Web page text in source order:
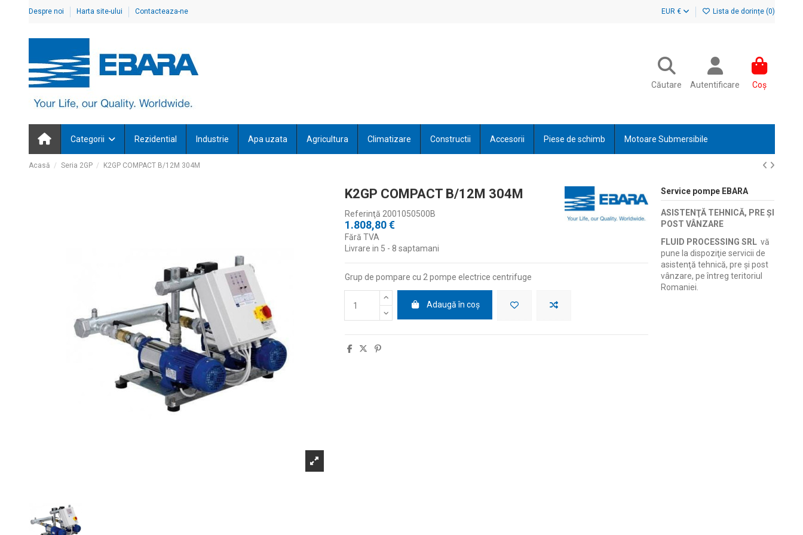
Despre noi Harta site-ului Contacteaza-ne EUR € Lista de dorințe (0)
Căutare Autentificare Coș
Categorii Rezidential Industrie Apa uzata Agricultura Climatizare Constructii Accesorii Piese de schimb Motoare Submersibile
Acasă Seria 2GP K2GP COMPACT B/12M 304M
K2GP COMPACT B/12M 304M
Referinţă 2001050500B
1.808,80 €
Fără TVA
Livrare in 5 - 8 saptamani
Grup de pompare cu 2 pompe electrice centrifuge
Adaugă în coș
Service pompe EBARA
ASISTENŢĂ TEHNICĂ, PRE ŞI
POST VÂNZARE
FLUID PROCESSING SRLvă
pune la dispoziţie servicii de
asistenţă tehnică, pre şi post
vânzare, pe întreg teritoriul
Romaniei.